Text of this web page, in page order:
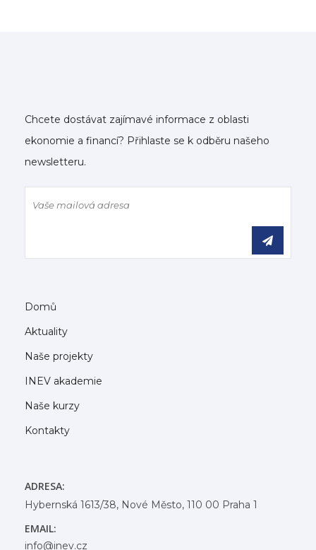
Chcete dostávat zajímavé informace z oblasti
ekonomie a financí? Přihlaste se k odběru našeho
newsletteru.
Domů
Aktuality
Naše projekty
INEV akademie
Naše kurzy
Kontakty
ADRESA:
Hybernská 1613/38, Nové Město, 110 00 Praha 1
EMAIL:
info@inev.cz